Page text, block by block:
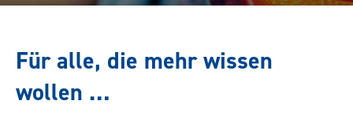
Für alle, die mehr wissen
wollen …